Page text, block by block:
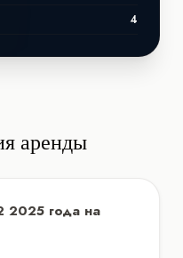
4
аренды
2025 года на